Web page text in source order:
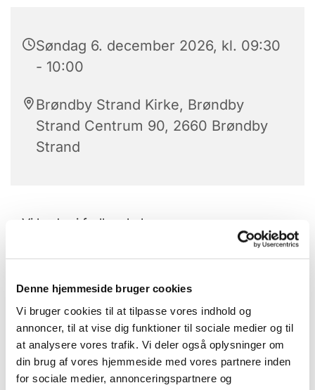
Denne hjemmeside bruger cookies
Vi bruger cookies til at tilpasse vores indhold og
annoncer, til at vise dig funktioner til sociale medier og til
at analysere vores trafik. Vi deler også oplysninger om
din brug af vores hjemmeside med vores partnere inden
for sociale medier, annonceringspartnere og
Søndag 6. december 2026, kl. 09:30
- 10:00
Brøndby Strand Kirke, Brøndby
Strand Centrum 90, 2660 Brøndby
Strand
Vi beder i fællesskab
med den styrke og lettelse det giver.
Sammen finder vi det, vi gerne vil bede om.
Det kan være personligt som f.eks. sygdom i
familien eller bekymringer.